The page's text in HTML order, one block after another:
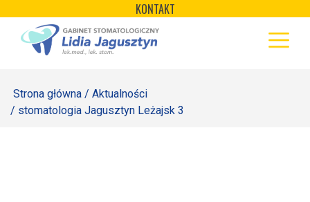
content
KONTAKT ×
STRONA GŁÓWNA
REJESTRACJA
Strona główna / Aktualności
/ stomatologia Jagusztyn Leżajsk 3